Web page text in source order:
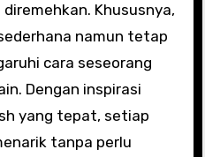
Khususnya,
namun tetap
cara seseorang
Dengan inspirasi
yang tepat, setiap
tanpa perlu